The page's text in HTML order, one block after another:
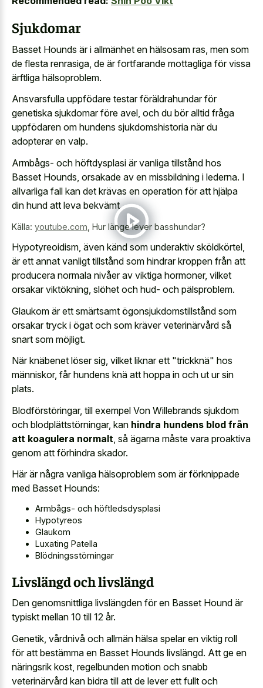
Sjukdomar
Basset Hounds är i allmänhet en hälsosam ras, men som
de flesta renrasiga, de är fortfarande mottagliga för vissa
ärftliga hälsoproblem.
Ansvarsfulla uppfödare testar föräldrahundar för
genetiska sjukdomar före avel, och du bör alltid fråga
uppfödaren om hundens sjukdomshistoria när du
adopterar en valp.
Armbågs- och höftdysplasi är vanliga tillstånd hos
Basset Hounds, orsakade av en missbildning i lederna. I
allvarliga fall kan det krävas en operation för att hjälpa
din hund att leva bekvämt.
Källa: youtube.com Hur länge lever basshundar?
Hypotyreoidism, även känd som underaktiv sköldkörtel,
är ett annat vanligt tillstånd som hindrar kroppen från att
producera normala nivåer av viktiga hormoner, vilket
orsakar viktökning, slöhet och hud- och pälsproblem.
Glaukom är ett smärtsamt ögonsjukdomstillstånd som
orsakar tryck i ögat och som kräver veterinärvård så
snart som möjligt.
När knäbenet löser sig, vilket liknar ett "trickknä" hos
människor, får hundens knä att hoppa in och ut ur sin
plats.
Blodförstöringar, till exempel Von Willebrands sjukdom
och blodplättstörningar, kan hindra hundens blod från
att koagulera normalt , så ägarna måste vara proaktiva
genom att förhindra skador.
Här är några vanliga hälsoproblem som är förknippade
med Basset Hounds:
Armbågs- och höftledsdysplasi
Hypotyreos
Glaukom
Luxating Patella
Blödningsstörningar
Livslängd och livslängd
Den genomsnittliga livslängden för en Basset Hound är
typiskt mellan 10 till 12 år.
Genetik, vårdnivå och allmän hälsa spelar en viktig roll
för att bestämma en Basset Hounds livslängd. Att ge en
näringsrik kost, regelbunden motion och snabb
veterinärvård kan bidra till att de lever ett fullt och